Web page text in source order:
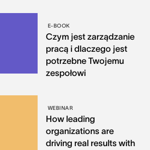
E-BOOK
Czym jest zarządzanie
pracą i dlaczego jest
potrzebne Twojemu
zespołowi
WEBINAR
How leading
organizations are
driving real results with